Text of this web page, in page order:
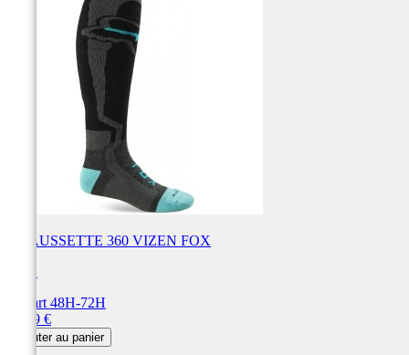
CHAUSSETTE 360 VIZEN FOX
Départ 48H-72H
29,99 €
Ajouter au panier